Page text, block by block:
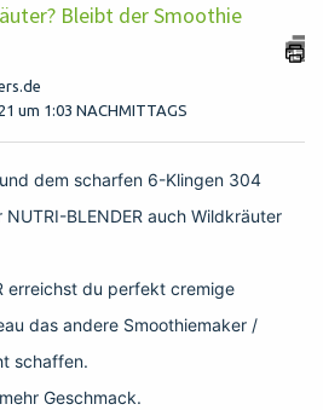
Bleibt der Smoothie
um 1:03 NACHMITTAGS
dem scharfen 6-Klingen 304
BLENDER auch Wildkräuter
erreichst du perfekt cremige
das andere Smoothiemaker /
schaffen.
Geschmack.